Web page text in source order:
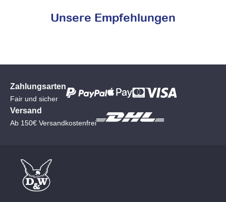
Unsere Empfehlungen
Zahlungsarten
Fair und sicher
Versand
Ab 150€ Versandkostenfrei